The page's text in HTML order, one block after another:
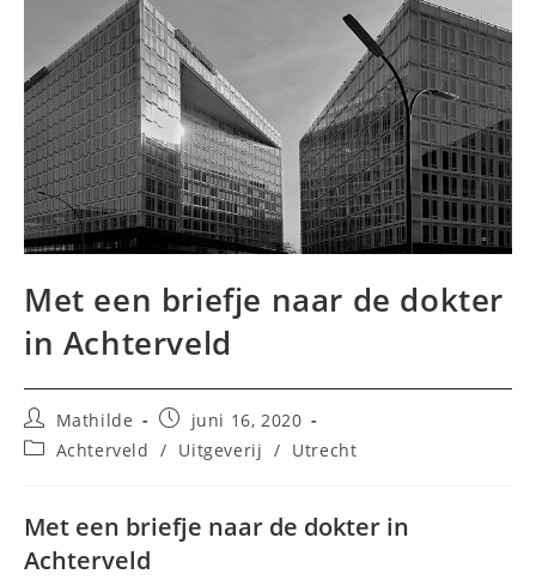
Met een briefje naar de dokter
in Achterveld
Bericht
auteur:
Mathilde
Bericht
gepubliceerd
op:
juni 16, 2020
Berichtcategorie:
Achterveld / Uitgeverij / Utrecht
Met een briefje naar de dokter in
Achterveld